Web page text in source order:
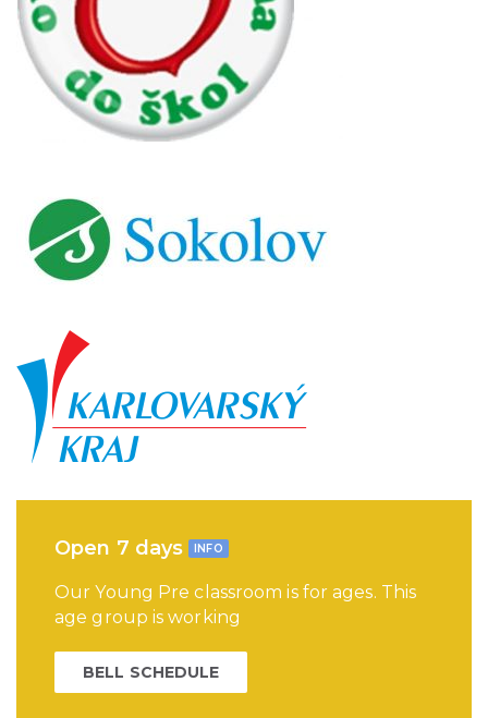
Open 7 days INFO
Our Young Pre classroom is for ages. This
age group is working
BELL SCHEDULE